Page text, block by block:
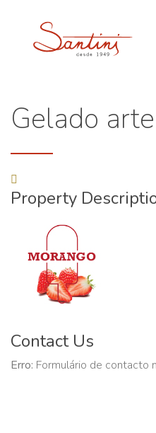
Gelado
Property
Contact Us
Erro: Formulário de contacto